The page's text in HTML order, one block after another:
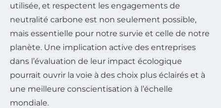
utilisée, et respectent les engagements de
neutralité carbone est non seulement possible,
mais essentielle pour notre survie et celle de notre
planète. Une implication active des entreprises
dans l’évaluation de leur impact écologique
pourrait ouvrir la voie à des choix plus éclairés et à
une meilleure conscientisation à l’échelle
mondiale.